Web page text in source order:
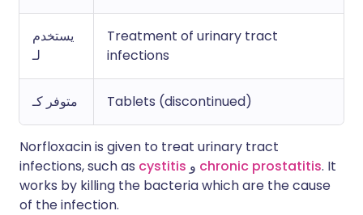
يستخدم
لـ
Treatment of urinary tract
infections
متوفر كـ Tablets (discontinued)
Norfloxacin is given to treat urinary tract
infections, such as cystitis chronic prostatitis. It
works by killing the bacteria which are the cause
of the infection.